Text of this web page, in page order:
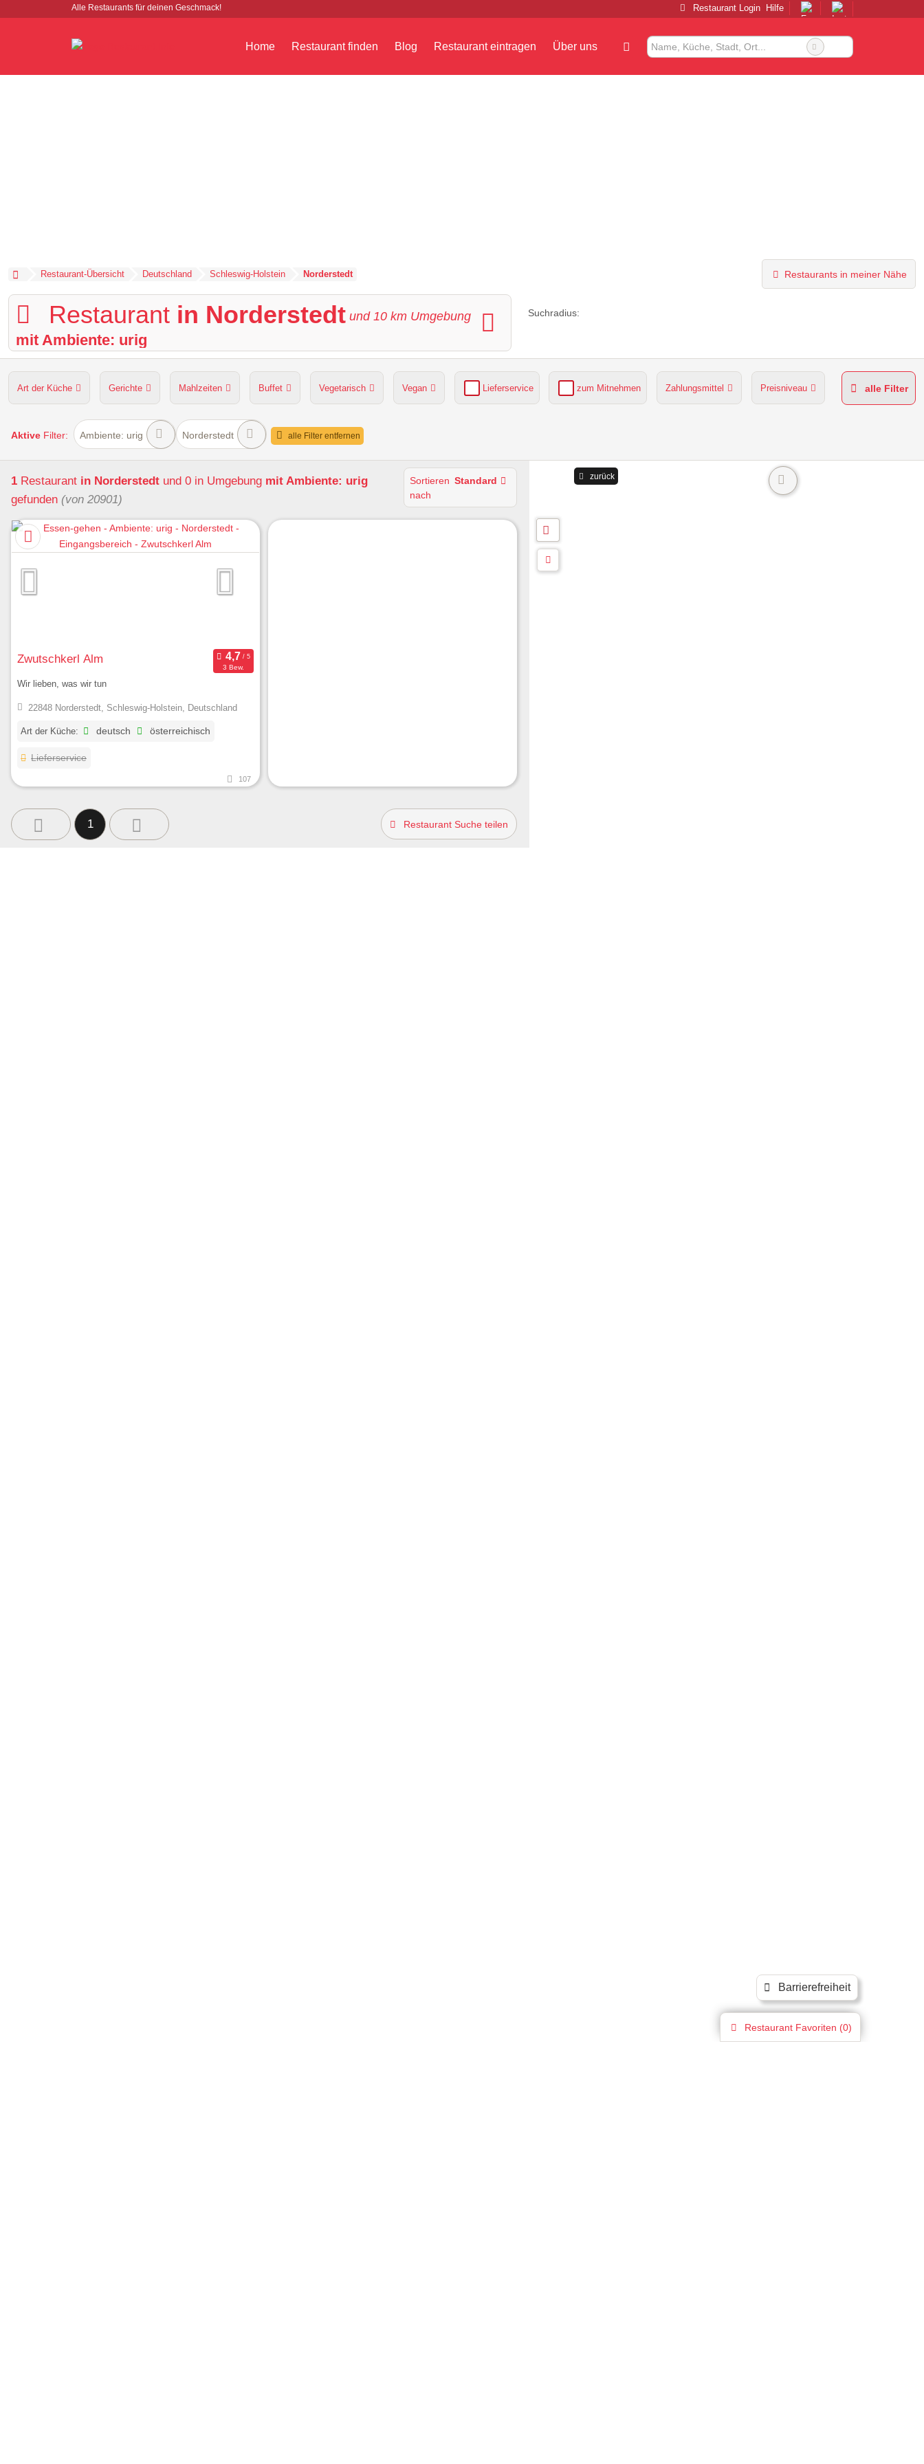
Alle Restaurants für deinen Geschmack!
Barrierefreiheit
Restaurant Login Hilfe
Home Restaurant finden Blog Restaurant eintragen Über uns
Restaurant-Übersicht Deutschland Schleswig-Holstein Norderstedt Restaurants in meiner Nähe
Restaurant in Norderstedt und 10 km Umgebung
mit Ambiente: urig
Suchradius:
Art der Küche Gerichte Mahlzeiten Buffet Vegetarisch Vegan Lieferservice zum Mitnehmen Zahlungsmittel Preisniveau
Hunde erlaubt Kapazität Sitzplätze im Freien grüner Gastgarten
alle Filter
Aktive Filter: Ambiente: urig Norderstedt alle Filter entfernen
1 Restaurant in Norderstedt und 0 in Umgebung mit Ambiente: urig
gefunden (von 20901)
Sortieren
nach
Standard
Zwutschkerl Alm
3 Bew.
Wir lieben, was wir tun
22848 Norderstedt, Schleswig-Holstein, Deutschland
Art der Küche: deutsch österreichisch
Lieferservice
107
1 Restaurant Suche teilen
Restaurant Favoriten (0)
zurück